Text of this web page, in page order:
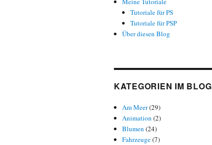
Tutoriale für PS
Tutoriale für PSP
Über diesen Blog
KATEGORIEN IM BLOG
Am Meer(29)
Animation (2)
Blumen (24)
Fahrzeuge(7)